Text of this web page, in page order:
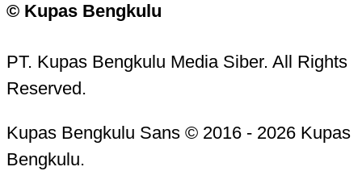
© Kupas Bengkulu
PT. Kupas Bengkulu Media Siber. All Rights
Reserved.
Kupas Bengkulu Sans © 2016 - 2026 Kupas
Bengkulu.